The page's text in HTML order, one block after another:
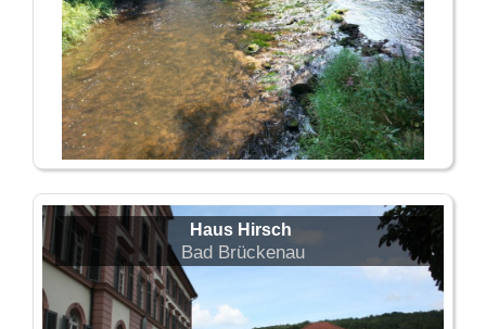
Haus Hirsch
Bad Brückenau